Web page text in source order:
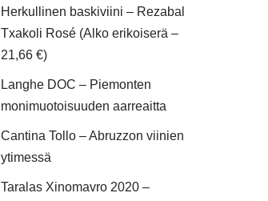
Herkullinen baskiviini – Rezabal
Txakoli Rosé (Alko erikoiserä –
21,66 €)
Langhe DOC – Piemonten
monimuotoisuuden aarreaitta
Cantina Tollo – Abruzzon viinien
ytimessä
Taralas Xinomavro 2020 –